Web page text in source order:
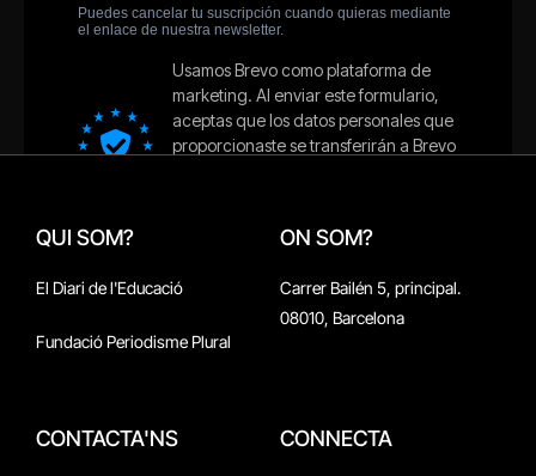
QUI SOM?
El Diari de l'Educació
Fundació Periodisme Plural
ON SOM?
Carrer Bailén 5, principal.
08010, Barcelona
CONTACTA'NS CONNECTA